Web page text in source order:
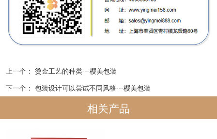
上一个： 烫金工艺的种类---樱美包装
下一个： 包装设计可以尝试不同风格---樱美包装
相关产品